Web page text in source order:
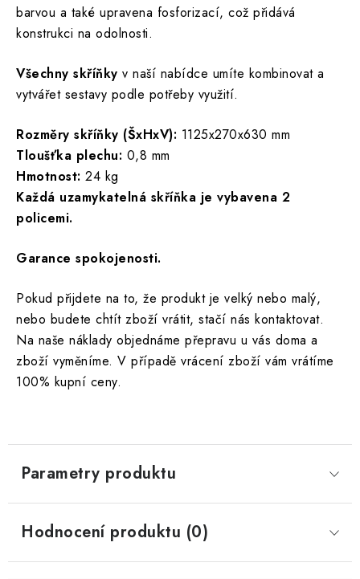
barvou a také upravena fosforizací, což přidává
konstrukci na odolnosti.
Všechny skříňky v naší nabídce umíte kombinovat a
vytvářet sestavy podle potřeby využití.
Rozměry skříňky (ŠxHxV): 1125x270x630 mm
Tloušťka plechu: 0,8 mm
Hmotnost: 24 kg
Každá uzamykatelná skříňka je vybavena 2
policemi.
Garance spokojenosti.
Pokud přijdete na to, že produkt je velký nebo malý,
nebo budete chtít zboží vrátit, stačí nás kontaktovat.
Na naše náklady objednáme přepravu u vás doma a
zboží vyměníme. V případě vrácení zboží vám vrátíme
100% kupní ceny.
Parametry produktu
Hodnocení produktu (0)